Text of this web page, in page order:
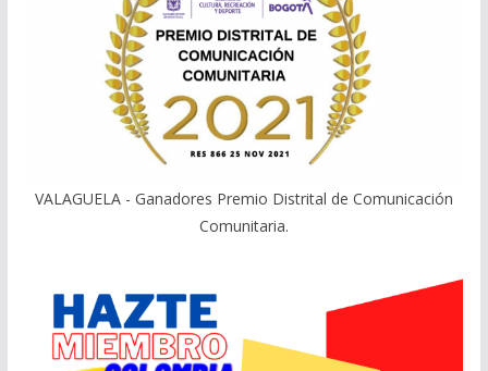
VALAGUELA - Ganadores Premio Distrital de Comunicación
Comunitaria.